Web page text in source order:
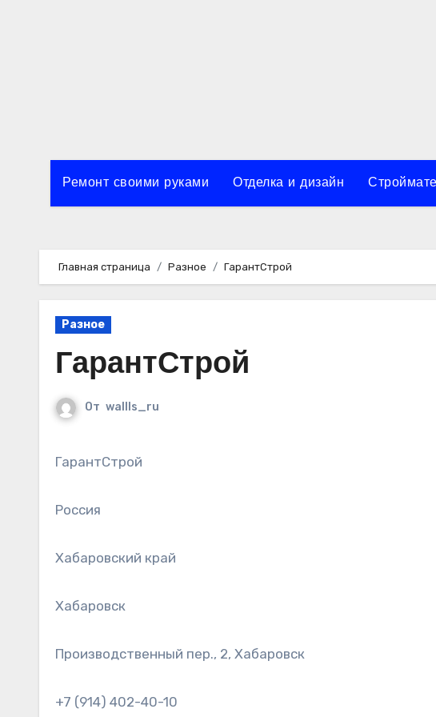
Ремонт своими руками Отделка и дизайн
Главная страница Разное ГарантСтрой
Разное
ГарантСтрой
От wallls_ru
ГарантСтрой
Россия
Хабаровский край
Хабаровск
Производственный пер., 2, Хабаровск
+7 (914) 402-40-10